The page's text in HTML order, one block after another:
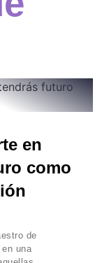
en
como
de
una